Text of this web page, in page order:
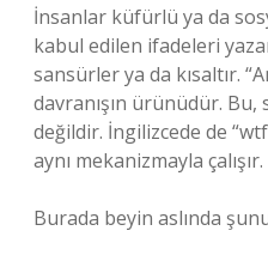
İnsanlar küfürlü ya da
kabul edilen ifadeleri
sansürler ya da kısaltır.
davranışın ürünüdür.
değildir. İngilizcede de
aynı mekanizmayla çalışır.
Burada beyin aslında